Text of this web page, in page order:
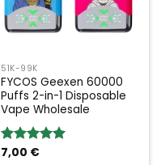
51K-99K
FYCOS Geexen 60000
Puffs 2-in-1 Disposable
Vape Wholesale
Valoración:
7,00 €